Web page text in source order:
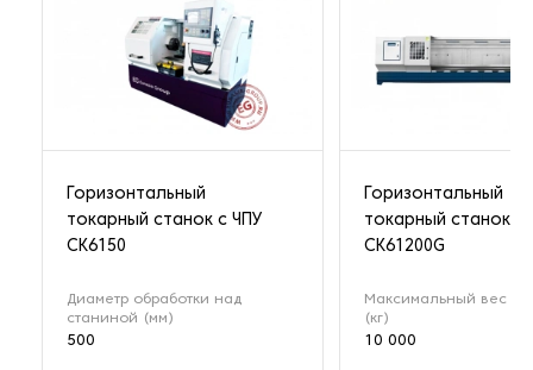
Горизонтальный
токарный станок с ЧПУ
СК6150
Диаметр обработки над
станиной (мм)
500
Горизонтальный
токарный станок с
CK61200G
Максимальный вес
(кг)
10 000